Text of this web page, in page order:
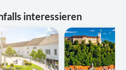
interessieren